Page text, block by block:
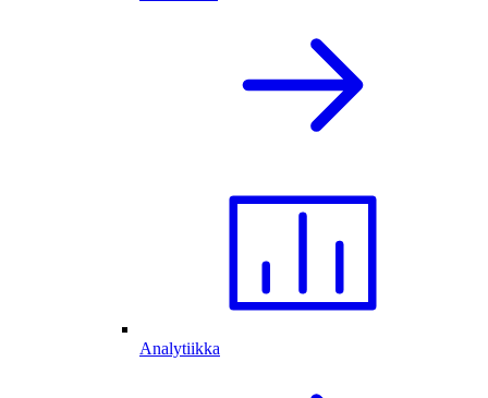
Analytiikka